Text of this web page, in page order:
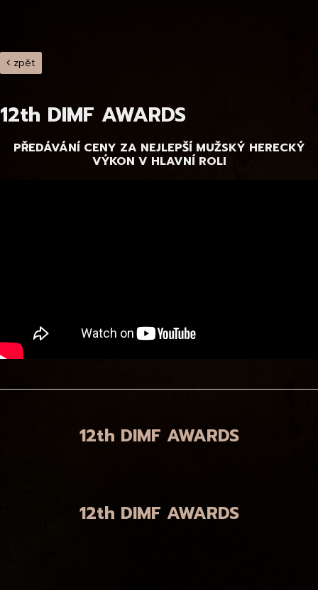
zpět
12th DIMF AWARDS
PŘEDÁVÁNÍ CENY ZA NEJLEPŠÍ MUŽSKÝ HERECKÝ
VÝKON V HLAVNÍ ROLI
12th DIMF AWARDS
12th DIMF AWARDS